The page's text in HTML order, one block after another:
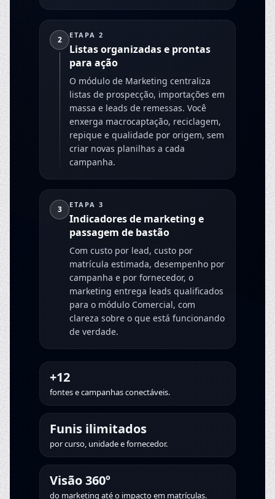
2 ETAPA 2
Listas organizadas e prontas
para ação
O módulo de Marketing centraliza
listas de prospecção, importações em
massa e leads de remessas. Você
enxerga macrocaptação, reciclagem,
repique e qualidade por origem, sem
criar novas planilhas a cada
campanha.
3 ETAPA 3
Indicadores de marketing e
passagem de bastão
Com custo por lead, custo por
matrícula estimada, desempenho por
campanha e por fornecedor, o
marketing entrega leads qualificados
para o módulo Comercial, com
clareza sobre o que está funcionando
de verdade.
+12
fontes e campanhas conectáveis.
Funis ilimitados
por curso, unidade e fornecedor.
Visão 360º
do marketing até o impacto em matrículas.